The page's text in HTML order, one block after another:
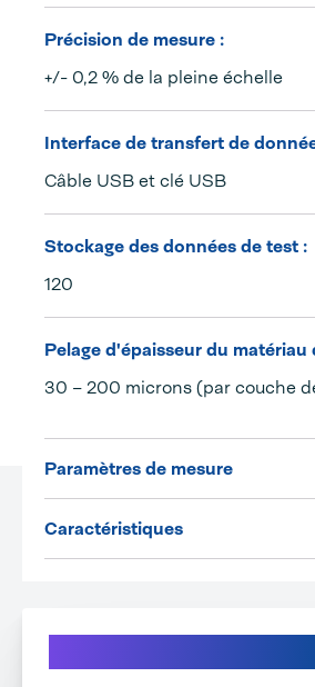
Précision de mesure :
+/- 0,2 % de la pleine échelle
Interface de transfert de
Câble USB et clé USB
Stockage des données de test :
120
Pelage d'épaisseur du
30 – 200 microns (par couche
Paramètres de mesure
Caractéristiques